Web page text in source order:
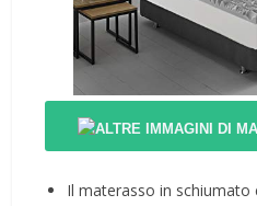
Il materasso in